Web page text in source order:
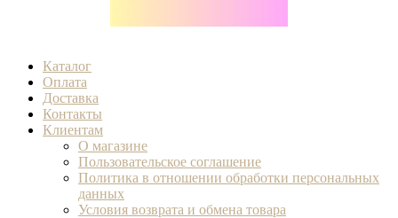
Каталог
Оплата
Доставка
Контакты
Клиентам
О магазине
Пользовательское соглашение
Политика в отношении обработки персональных
данных
Условия возврата и обмена товара